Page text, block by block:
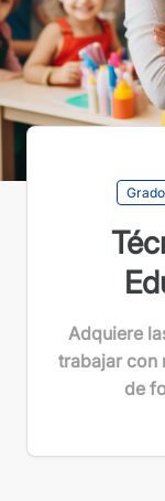
Adquiere
trabajar con
de